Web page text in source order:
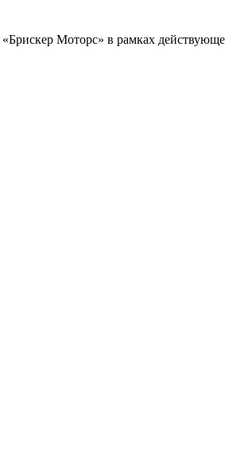
«Брискер Моторс» в рамках